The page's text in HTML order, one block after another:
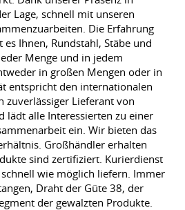
Lage, schnell mit unseren
Die Erfahrung
Ihnen, Rundstahl, Stäbe und
Menge und in jedem
in großen Mengen oder in
entspricht den internationalen
zuverlässiger Lieferant von
lädt alle Interessierten zu einer
ein. Wir bieten das
Großhändler erhalten
sind zertifiziert. Kurierdienst
wie möglich liefern. Immer
Draht der Güte 38, der
der gewalzten Produkte.